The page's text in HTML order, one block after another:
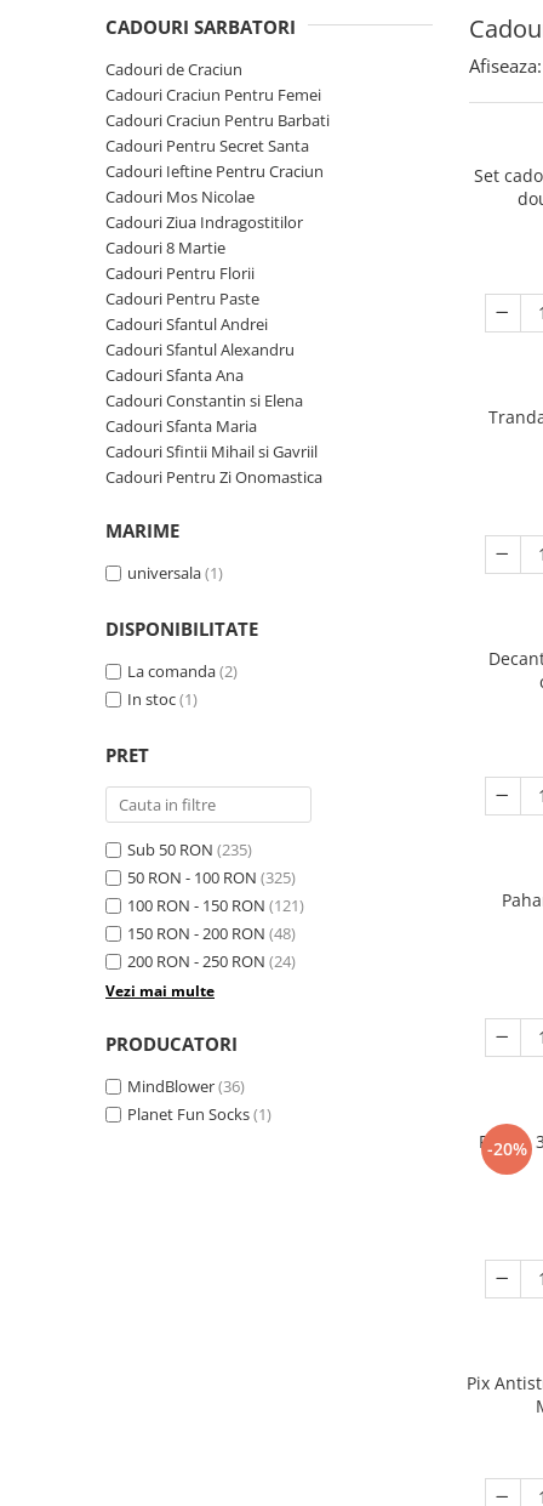
Cadouri Fete
Cadouri Haioase
Cadouri de Casa Noua
Cadouri Majorat
Cadouri pentru Nasi
Cadouri pentru Bunici
Cadouri pentru Prieteni
Cadouri pentru Sefi
Cel ce are tot
Cadouri Nunta si Cununie civila
Cani si Termosuri
Jocuri si Puzzle
Produse pentru Calatorie
Seturi de caligrafie
Cadouri Sfantul Alexandru
Cadouri Sfanta Ana
Cadouri Constantin si Elena
Cadouri Sfanta Maria
Cadouri Sfintii Mihail si Gavriil
CADOURI SARBATORI
Cadouri de Craciun
Cadouri Craciun Pentru Femei
Cadouri Craciun Pentru Barbati
Cadouri Pentru Secret Santa
Cadouri Ieftine Pentru Craciun
Cadouri Mos Nicolae
Cadouri Ziua Indragostitilor
Cadouri 8 Martie
Cadouri Pentru Florii
Cadouri Pentru Paste
Cadouri Sfantul Andrei
Cadouri Sfantul Alexandru
Cadouri Sfanta Ana
Cadouri Constantin si Elena
Cadouri Sfanta Maria
Cadouri Sfintii Mihail si Gavriil
Cadouri Pentru Zi Onomastica
MARIME
universala(1)
DISPONIBILITATE
La comanda(2)
In stoc(1)
PRET
Sub 50 RON (235)
50 RON - 100 RON (325)
100 RON - 150 RON (121)
150 RON - 200 RON (48)
200 RON - 250 RON (24)
Vezi mai multe
PRODUCATORI
MindBlower(36)
Planet Fun Socks(1)
Afiseaza:
Set
-20%
Puzzle
Pix